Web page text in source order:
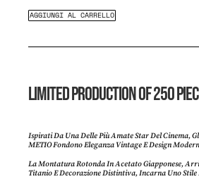
AGGIUNGI AL CARRELLO
LIMITED PRODUCTION OF 250
Ispirati Da Una Delle Più Amate Star Del Cinema,
METIO Fondono Eleganza Vintage E Design
La Montatura Rotonda In Acetato Giapponese,
Titanio E Decorazione Distintiva, Incarna Uno Stile